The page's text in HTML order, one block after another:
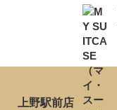
上野駅前店